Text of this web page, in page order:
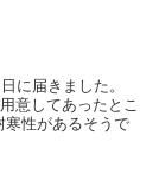
に届きました。
意してあったとこ
寒性があるそうで